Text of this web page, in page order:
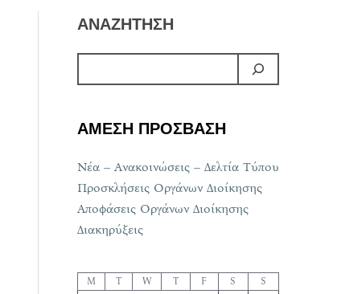
ΑΝΑΖΗΤΗΣΗ
ΑΜΕΣΗ ΠΡΟΣΒΑΣΗ
Νέα – Ανακοινώσεις – Δελτία Τύπου
Προσκλήσεις Οργάνων Διοίκησης
Αποφάσεις Οργάνων Διοίκησης
Διακηρύξεις
M T W T F S S